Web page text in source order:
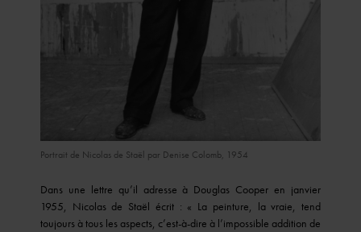
© Ministère de la Culture - Médiathèque de l'architecture et du
Portrait de Nicolas de Staël par Denise Colomb, 1954
Dans une lettre qu’il adresse à Douglas Cooper en janvier
1955, Nicolas de Staël écrit : « La peinture, la vraie, tend
toujours à tous les aspects, c’est-à-dire à l’impossible addition de